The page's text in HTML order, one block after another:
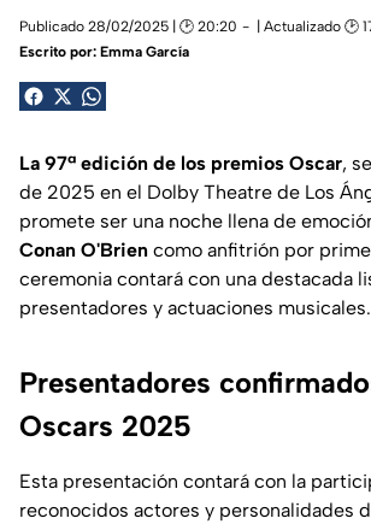
Publicado 28/02/2025 | 🕑 20:20 | Actualizado 🕑
Escrito por: Emma García
La 97ª edición de los premios Oscar,
de 2025 en el Dolby Theatre de Los
promete ser una noche llena de
Conan O'Brien como anfitrión por
ceremonia contará con una destacada
presentadores y actuaciones musicales.
Presentadores
Oscars 2025
Esta presentación contará con la
reconocidos actores y personalidades